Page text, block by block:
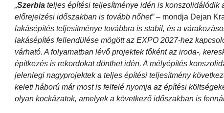
„Szerbia teljes építési teljesítménye idén is konszolidálódik
előrejelzési időszakban is tovább nőhet”– mondja Dejan
lakásépítés teljesítménye továbbra is stabil, és a
lakásépítés fellendülése mögött az EXPO 2027-hez
várható. A folyamatban lévő projektek főként az iroda-,
építkezés is rekordokat dönthet idén. A mélyépítés
jelenlegi nagyprojektek a teljes építési teljesítmény
keleti háború már most is felfelé nyomja az építési
olyan kockázatok, amelyek a következő időszakban is